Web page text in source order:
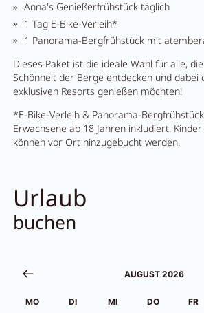
Anna's Genießerfrühstück täglich
1 Tag E-Bike-Verleih*
1 Panorama-Bergfrühstück mit
Dieses Paket ist die ideale Wahl für alle,
Schönheit der Berge entdecken und dabei
exklusiven Resorts genießen möchten!
*E-Bike-Verleih & Panorama-
Erwachsene ab 18 Jahren inkludiert. Kinder
können vor Ort hinzugebucht werden.
Urlaub
buchen
AUGUST 2026
MO DI MI DO FR